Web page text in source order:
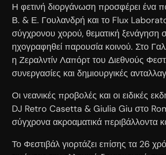
Η φετινή διοργάνωση προσφέρει ένα
Β. & Ε. Γουλανδρή και το Flux
σύγχρονου χορού, θεματική
ηχογραφηθεί παρουσία κοινού. Στο
η Ζεραλντίν Λαπόρτ του Διεθνούς
συνεργασίες και δημιουργικές
Οι νεανικές προβολές και οι ειδικές
DJ Retro Casetta & Giulia Giu στο
σύγχρονα ακροαματικά περιβάλλοντα
Το Φεστιβάλ γιορτάζει επίσης τα 26